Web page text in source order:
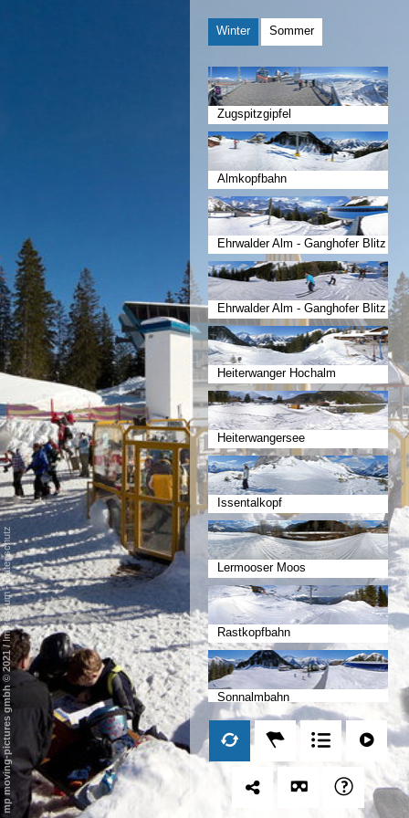
Winter Sommer
Zugspitzgipfel
Almkopfbahn
Ehrwalder Alm - Ganghofer Blitz
Ehrwalder Alm - Ganghofer Blitz
Heiterwanger Hochalm
Heiterwangersee
Issentalkopf
Lermooser Moos
Rastkopfbahn
Sonnalmbahn
Marienberg Bahn
mp moving-pictures gmbh © 2021
/
Impressum
-
Datenschutz